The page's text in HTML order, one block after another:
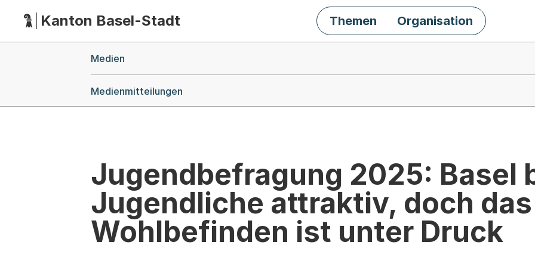
HauptnavigationKanton Basel-Stadt Themen Organisation
Medien
Medienmitteilungen
Jugendbefragung 2025: Basel
Jugendliche attraktiv, doch das
Wohlbefinden ist unter Druck